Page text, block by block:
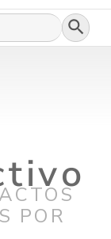
Botón
POR